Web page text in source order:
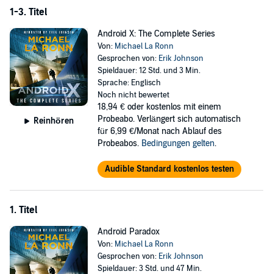
who wins?
The year is 2300. Humans and androids live in peace after a
devastating singularity and years of war. Xandifer Crenshaw is a
special agent android for the United Earth Alliance. His job is to track
down rogue androids and destroy them to keep the world safe.
When another android agent goes maverick and starts a killing
spree, the fallout could shatter the alliance between humans and
androids forever. X hunts him down, but what seems like a simple
operation turns weird fast when X discovers he's up against
something far more sinister that is just as intelligent as him. And
The future belongs to humans and androids...or is that a paradox?
©2015 Michael La Ronn (P)2015 Michael La Ronn
1-3. Titel
Reinhören
Android X: The Complete Series
Von: Michael La Ronn
Gesprochen von: Erik Johnson
Spieldauer: 12 Std. und 3 Min.
Sprache: Englisch
Noch nicht bewertet
18,94 € oder kostenlos mit einem
Probeabo. Verlängert sich automatisch
für 6,99 €/Monat nach Ablauf des
Probeabos. Bedingungen gelten.
Audible Standard kostenlos testen
1. Titel
Android Paradox
Von: Michael La Ronn
Gesprochen von: Erik Johnson
Spieldauer: 3 Std. und 47 Min.